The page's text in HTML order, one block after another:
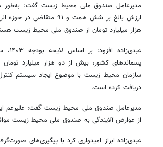
ارزش بالغ بر شش همت و ۹۱ متقاضی در حوزه انرژی‌های
هزار میلیارد تومان از صندوق ملی محیط زیست
پسماندهای کشور، بیش از دو هزار میلیارد
دریافت کرده است.
از عوارض آلایندگی به صندوق ملی محیط زیست